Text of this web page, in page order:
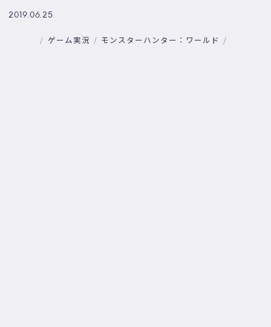
2019.06.25
ゲーム実況 モンスターハンター：ワールド